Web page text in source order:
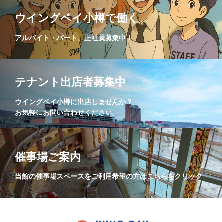
ウイングベイ小樽で働く
アルバイト・パート、正社員募集中！
テナント出店者募集中
ウイングベイ小樽に出店しませんか？
お気軽にお問い合わせください。
催事場ご案内
当館の催事場スペースをご利用希望の方はこちらをクリック